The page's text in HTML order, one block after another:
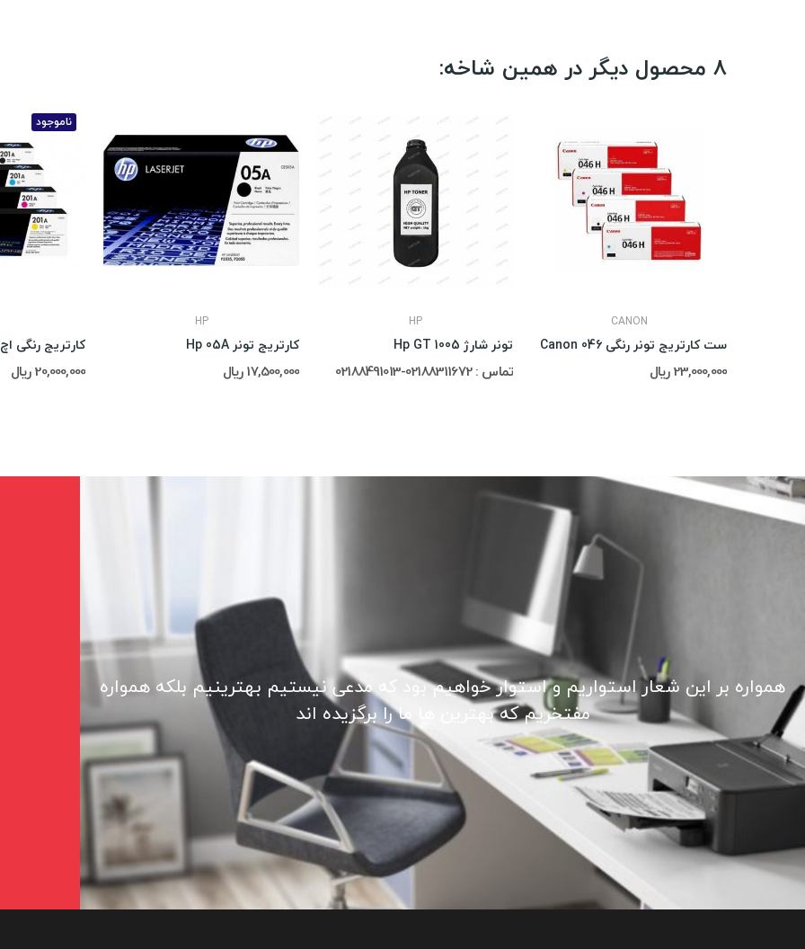
8 محصول دیگر در همین شاخه:
ناموجود
20,000,000 ریال
HP
کارتریج تونر Hp 05A
17,500,000 ریال
HP
تونر شارژ 1005 Hp GT
تماس : 02188311672-02188491013
CANON
ست کارتریج تونر رنگی Canon 046
23,000,000 ریال
همواره بر این شعار استواریم و استوار خواهیم بود که مدعی نیستیم بهترینیم بلکه همواره
مفتخریم که بهترین ها ما را برگزیده اند